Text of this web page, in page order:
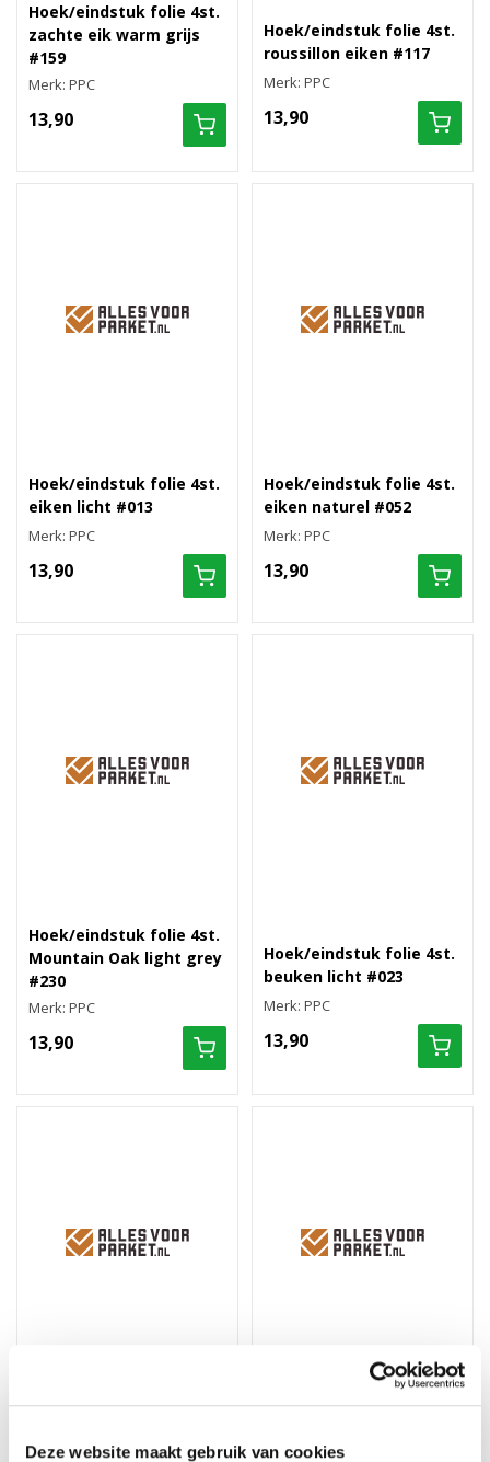
Deze website maakt gebruik van cookies
Hoek/eindstuk folie 4st.
zachte eik warm grijs
#159
Merk: PPC
13,90
Hoek/eindstuk folie 4st.
roussillon eiken #117
Merk: PPC
13,90
Hoek/eindstuk folie 4st.
eiken licht #013
Merk: PPC
13,90
Hoek/eindstuk folie 4st.
eiken naturel #052
Merk: PPC
13,90
Hoek/eindstuk folie 4st.
Mountain Oak light grey
#230
Merk: PPC
13,90
Hoek/eindstuk folie 4st.
beuken licht #023
Merk: PPC
13,90
klassieke eik bruin #158
Hoek/eindstuk folie 4st.
natuurvernist #004